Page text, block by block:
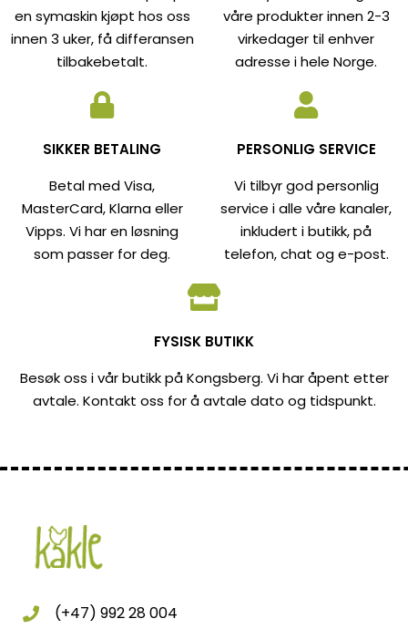
en symaskin kjøpt hos oss
innen 3 uker, få differansen
tilbakebetalt.
våre produkter innen 2-3
virkedager til enhver
adresse i hele Norge.
SIKKER BETALING
Betal med Visa,
MasterCard, Klarna eller
Vipps. Vi har en løsning
som passer for deg.
PERSONLIG SERVICE
Vi tilbyr god personlig
service i alle våre kanaler,
inkludert i butikk, på
telefon, chat og e-post.
FYSISK BUTIKK
Besøk oss i vår butikk på Kongsberg. Vi har åpent etter
avtale. Kontakt oss for å avtale dato og tidspunkt.
(+47) 992 28 004